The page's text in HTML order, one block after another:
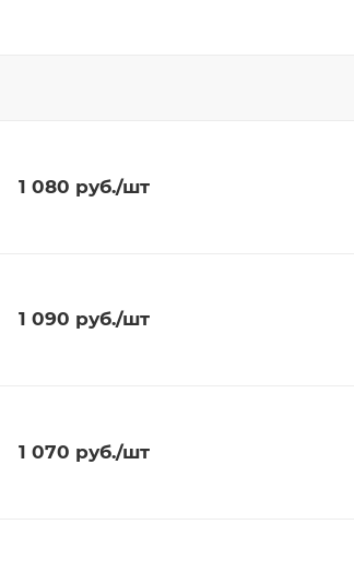
1 080 руб./шт
1 090 руб./шт
1 070 руб./шт